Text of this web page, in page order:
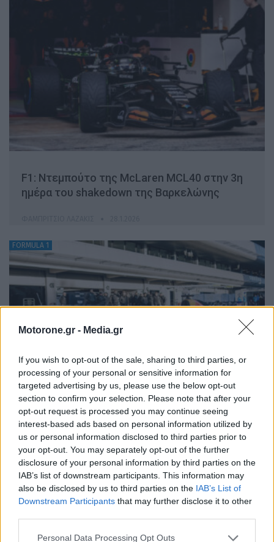
Motorone.gr - Media.gr
If you wish to opt-out of the sale, sharing to third parties, or
processing of your personal or sensitive information for
targeted advertising by us, please use the below opt-out
section to confirm your selection. Please note that after your
opt-out request is processed you may continue seeing
interest-based ads based on personal information utilized by
us or personal information disclosed to third parties prior to
your opt-out. You may separately opt-out of the further
disclosure of your personal information by third parties on the
IAB’s list of downstream participants. This information may
also be disclosed by us to third parties on the IAB’s List of
Downstream Participants that may further disclose it to other
Personal Data Processing Opt Outs
F1: Ντεμπούτο της McLaren MCL40 στην 3η
ημέρα του shakedown της Βαρκελώνης
FORMULA 1
F1: O Isack Hadjar με τη Red Bull ταχύτερος
στην πρώτη ημέρα δοκιμών για το 2026
ΦΑΜΠΡΊΤΣΙΟ ΛΑΖΆΚΙΣ 26.1.2026
ΠΑΛΑΙΌΤΕΡΑ ΆΡΘΡΑ